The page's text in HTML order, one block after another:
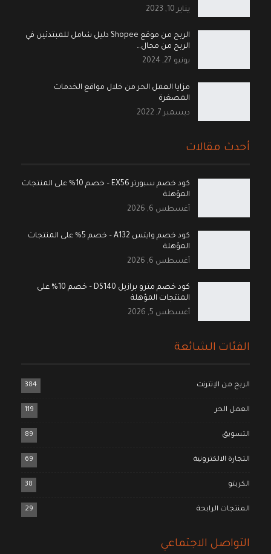
يناير 10, 2023
الربح من موقع Shopee دليل شامل للمبتدئين في
الربح من مجال…
يونيو 27, 2024
مزايا العمل الحر من خلال مواقع الخدمات
المصغرة
ديسمبر 7, 2022
أحدث مقالات
كود خصم سبورتر EX56 – خصم 10% على المنتجات
المؤهلة
أغسطس 6, 2026
كود خصم وايتس A132 – خصم 5% على المنتجات
المؤهلة
أغسطس 6, 2026
كود خصم مترو برازيل DS140 – خصم 10% على
المنتجات المؤهلة
أغسطس 5, 2026
الفئات الشائعة
الربح من الإنترنت 384
العمل الحر 119
التسويق 89
التجارة الالكترونية 69
الكربتو 38
المنتجات الرابحة 29
التواصل الاجتماعي